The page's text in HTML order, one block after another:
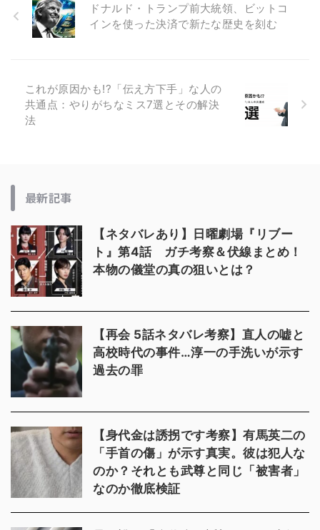
ドナルド・トランプ前大統領、ビットコ
インを使った決済で新たな歴史を刻む
これが原因かも!?「伝え方下手」な人の
共通点：やりがちなミス7選とその解決
法
最新記事
【ネタバレあり】日曜劇場『リブー
ト』第4話 ガチ考察＆伏線まとめ！
本物の儀堂の真の狙いとは？
【再会 5話ネタバレ考察】直人の嘘と
高校時代の事件…淳一の手洗いが示す
過去の罪
【身代金は誘拐です考察】有馬英二の
「手首の傷」が示す真実。彼は犯人な
のか？それとも武尊と同じ「被害者」
なのか徹底検証